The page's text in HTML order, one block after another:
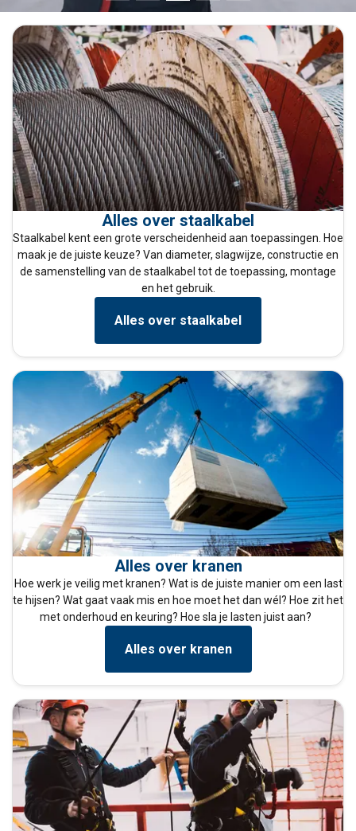
Alles over staalkabel
Staalkabel kent een grote verscheidenheid aan toepassingen. Hoe
maak je de juiste keuze? Van diameter, slagwijze, constructie en
de samenstelling van de staalkabel tot de toepassing, montage
en het gebruik.
Alles over staalkabel
Alles over kranen
Hoe werk je veilig met kranen? Wat is de juiste manier om een last
te hijsen? Wat gaat vaak mis en hoe moet het dan wél? Hoe zit het
met onderhoud en keuring? Hoe sla je lasten juist aan?
Alles over kranen